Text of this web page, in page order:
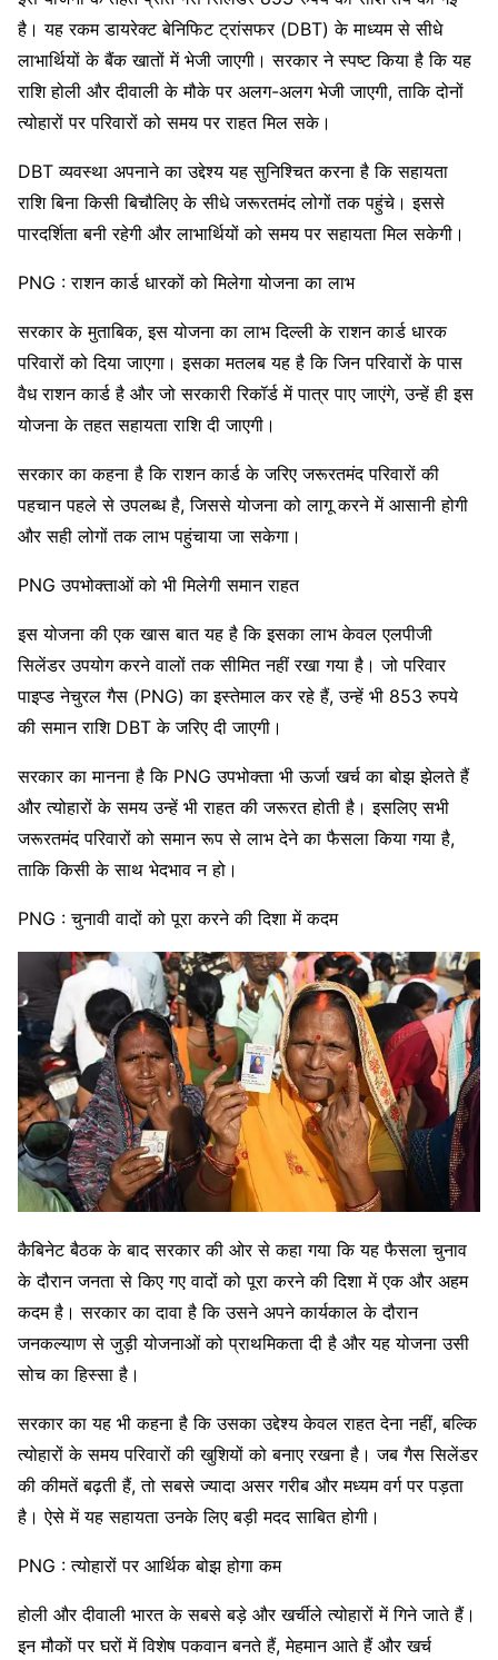
है। यह रकम डायरेक्ट बेनिफिट ट्रांसफर (DBT) के माध्यम से सीधे
लाभार्थियों के बैंक खातों में भेजी जाएगी। सरकार ने स्पष्ट किया है कि यह
राशि होली और दीवाली के मौके पर अलग-अलग भेजी जाएगी, ताकि दोनों
त्योहारों पर परिवारों को समय पर राहत मिल सके।
DBT व्यवस्था अपनाने का उद्देश्य यह सुनिश्चित करना है कि सहायता
राशि बिना किसी बिचौलिए के सीधे जरूरतमंद लोगों तक पहुंचे। इससे
पारदर्शिता बनी रहेगी और लाभार्थियों को समय पर सहायता मिल सकेगी।
PNG : राशन कार्ड धारकों को मिलेगा योजना का लाभ
सरकार के मुताबिक, इस योजना का लाभ दिल्ली के राशन कार्ड धारक
परिवारों को दिया जाएगा। इसका मतलब यह है कि जिन परिवारों के पास
वैध राशन कार्ड है और जो सरकारी रिकॉर्ड में पात्र पाए जाएंगे, उन्हें ही इस
योजना के तहत सहायता राशि दी जाएगी।
सरकार का कहना है कि राशन कार्ड के जरिए जरूरतमंद परिवारों की
पहचान पहले से उपलब्ध है, जिससे योजना को लागू करने में आसानी होगी
और सही लोगों तक लाभ पहुंचाया जा सकेगा।
PNG उपभोक्ताओं को भी मिलेगी समान राहत
इस योजना की एक खास बात यह है कि इसका लाभ केवल एलपीजी
सिलेंडर उपयोग करने वालों तक सीमित नहीं रखा गया है। जो परिवार
पाइप्ड नेचुरल गैस (PNG) का इस्तेमाल कर रहे हैं, उन्हें भी 853 रुपये
की समान राशि DBT के जरिए दी जाएगी।
सरकार का मानना है कि PNG उपभोक्ता भी ऊर्जा खर्च का बोझ झेलते हैं
और त्योहारों के समय उन्हें भी राहत की जरूरत होती है। इसलिए सभी
जरूरतमंद परिवारों को समान रूप से लाभ देने का फैसला किया गया है,
ताकि किसी के साथ भेदभाव न हो।
PNG : चुनावी वादों को पूरा करने की दिशा में कदम
कैबिनेट बैठक के बाद सरकार की ओर से कहा गया कि यह फैसला चुनाव
के दौरान जनता से किए गए वादों को पूरा करने की दिशा में एक और अहम
कदम है। सरकार का दावा है कि उसने अपने कार्यकाल के दौरान
जनकल्याण से जुड़ी योजनाओं को प्राथमिकता दी है और यह योजना उसी
सोच का हिस्सा है।
सरकार का यह भी कहना है कि उसका उद्देश्य केवल राहत देना नहीं, बल्कि
त्योहारों के समय परिवारों की खुशियों को बनाए रखना है। जब गैस सिलेंडर
की कीमतें बढ़ती हैं, तो सबसे ज्यादा असर गरीब और मध्यम वर्ग पर पड़ता
है। ऐसे में यह सहायता उनके लिए बड़ी मदद साबित होगी।
PNG : त्योहारों पर आर्थिक बोझ होगा कम
होली और दीवाली भारत के सबसे बड़े और खर्चीले त्योहारों में गिने जाते हैं।
इन मौकों पर घरों में विशेष पकवान बनते हैं, मेहमान आते हैं और खर्च